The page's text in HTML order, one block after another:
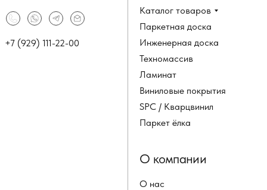
Каталог товаров
Паркетная доска
Инженерная доска
Техномассив
+7 (929) 111-22-00
Ламинат
Виниловые покрытия
SPC / Кварцвинил
Паркет ёлка
О нас
О компании